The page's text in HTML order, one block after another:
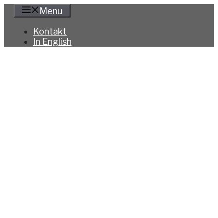
Hoppa
innehåll
Menu
Kontakt
In English